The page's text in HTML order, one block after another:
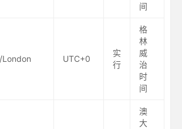
间
London UTC+0
实
行
格
林
威
治
时
间
澳
大